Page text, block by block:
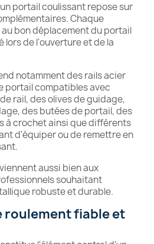
portail coulissant repose sur
Chaque
bon déplacement du portail
de l'ouverture et de la
notamment des rails acier
portail compatibles avec
rail, des olives de guidage,
des butées de portail, des
à crochet ainsi que différents
d'équiper ou de remettre en
aussi bien aux
souhaitant
robuste et durable.
roulement fiable et